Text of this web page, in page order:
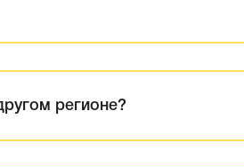
регионе?